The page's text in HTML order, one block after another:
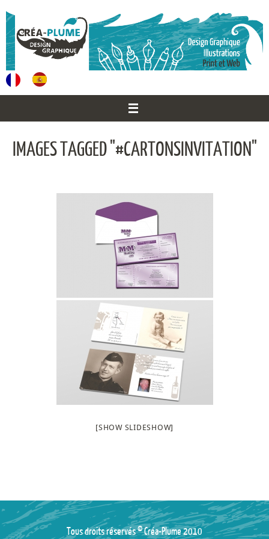
au
contenu
IMAGES TAGGED "#CARTONSINVITATION"
[SHOW SLIDESHOW]
Tous droits réservés © Créa-Plume 2010